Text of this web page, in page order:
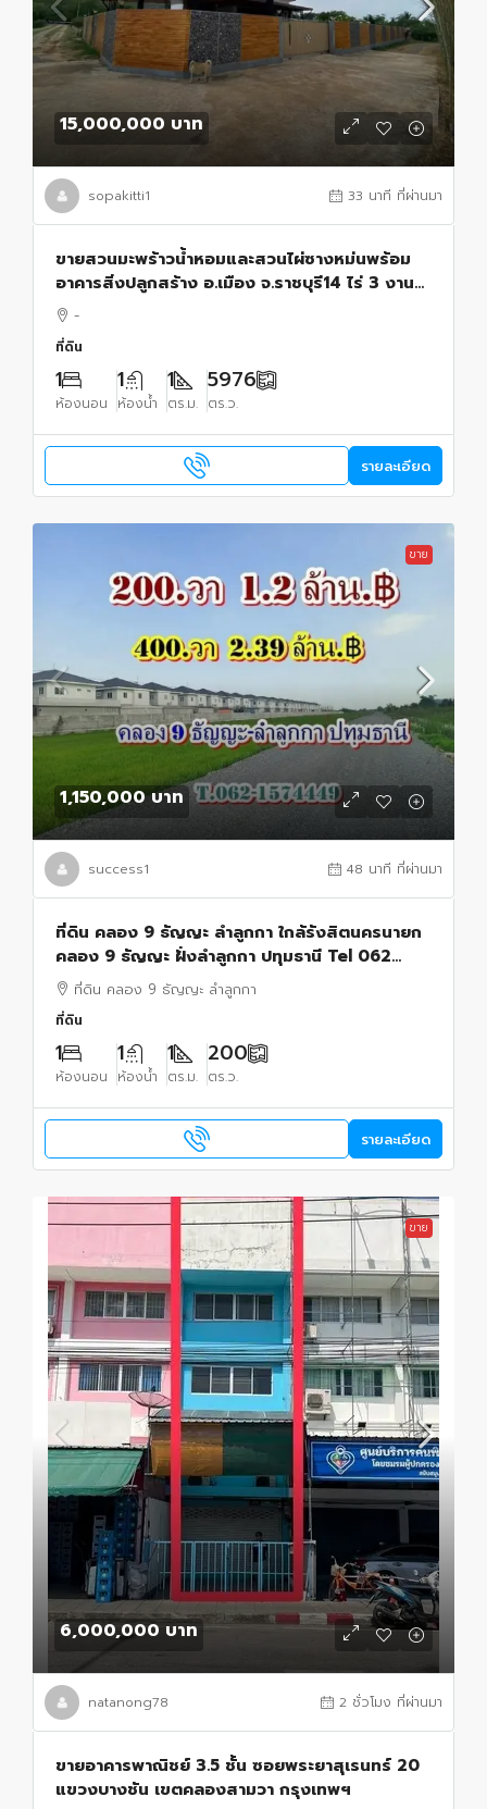
15,000,000 บาท
sopakitti1 33 นาที ที่ผ่านมา
ขายสวนมะพร้าวน้ำหอมและสวนไผ่ซางหม่นพร้อม
อาคารสิ่งปลูกสร้าง อ.เมือง จ.ราชบุรี14 ไร่ 3 งาน
76 ตรว.
-
ที่ดิน
1
ห้องนอน
1
ห้องน้ำ
1
ตร.ม.
5976
ตร.ว.
รายละเอียด
ขาย
1,150,000 บาท
success1 48 นาที ที่ผ่านมา
ที่ดิน คลอง 9 ธัญญะ ลำลูกกา ใกล้รังสิตนครนายก
คลอง 9 ธัญญะ ฝั่งลำลูกกา ปทุมธานี Tel 062
1574449
ที่ดิน คลอง 9 ธัญญะ ลำลูกกา
ที่ดิน
1
ห้องนอน
1
ห้องน้ำ
1
ตร.ม.
200
ตร.ว.
รายละเอียด
ขาย
6,000,000 บาท
natanong78 2 ชั่วโมง ที่ผ่านมา
ขายอาคารพาณิชย์ 3.5 ชั้น ซอยพระยาสุเรนทร์ 20
แขวงบางชัน เขตคลองสามวา กรุงเทพฯ